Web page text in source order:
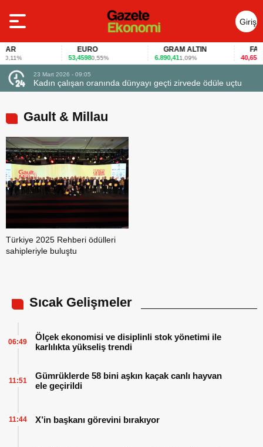
Giriş
Yap
EURO
53,45980,55%
GRAM ALTIN
6.890,411,09%
FAİZ
40,65-
23 Mart 2026 - 09:05
Kadın çalışan oranında dünyayı geçti zirvede ödüle uçtu
Gault & Millau
Türkiye 2025 Rehberi ödülleri
sahipleriyle buluştu
Sıcak Gelişmeler
Ölçek ekonomisi ve disiplinli stok yönetimi ile
karlılıkta yükseliş trendi
06:49
Gümrüklerde 58 bini aşkın kaçak canlı hayvan
ele geçirildi
11:51
X’in başkanı görevini bırakıyor
11:44